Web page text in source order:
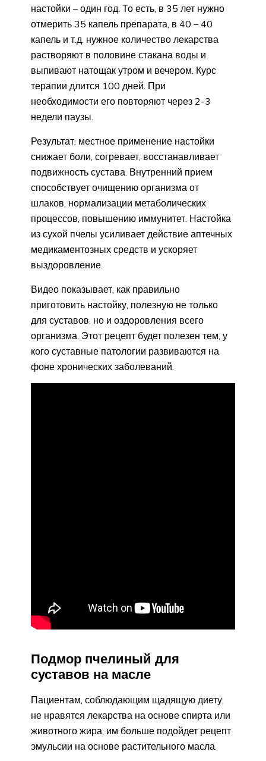
настойки – один год. То есть, в 35 лет нужно
отмерить 35 капель препарата, в 40 – 40
капель и т.д. нужное количество лекарства
растворяют в половине стакана воды и
выпивают натощак утром и вечером. Курс
терапии длится 100 дней. При
необходимости его повторяют через 2-3
недели паузы.
Результат: местное применение настойки
снижает боли, согревает, восстанавливает
подвижность сустава. Внутренний прием
способствует очищению организма от
шлаков, нормализации метаболических
процессов, повышению иммунитет. Настойка
из сухой пчелы усиливает действие аптечных
медикаментозных средств и ускоряет
выздоровление.
Видео показывает, как правильно
приготовить настойку, полезную не только
для суставов, но и оздоровления всего
организма. Этот рецепт будет полезен тем, у
кого суставные патологии развиваются на
фоне хронических заболеваний.
Подмор пчелиный для
суставов на масле
Пациентам, соблюдающим щадящую диету,
не нравятся лекарства на основе спирта или
животного жира, им больше подойдет рецепт
эмульсии на основе растительного масла.